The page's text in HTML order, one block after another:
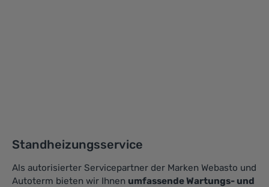
Standheizungsservice
Als autorisierter Servicepartner der Marken Webasto und
Autoterm bieten wir Ihnen umfassende Wartungs- und